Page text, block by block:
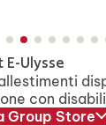
E-Ulysse
con
Group Store